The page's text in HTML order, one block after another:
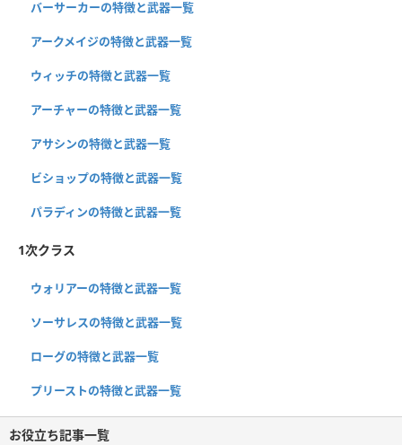
バーサーカーの特徴と武器一覧
アークメイジの特徴と武器一覧
ウィッチの特徴と武器一覧
アーチャーの特徴と武器一覧
アサシンの特徴と武器一覧
ビショップの特徴と武器一覧
パラディンの特徴と武器一覧
1次クラス
ウォリアーの特徴と武器一覧
ソーサレスの特徴と武器一覧
ローグの特徴と武器一覧
プリーストの特徴と武器一覧
お役立ち記事一覧